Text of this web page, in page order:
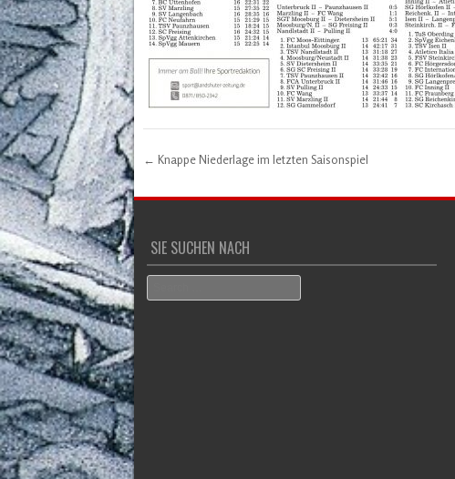
Post navigation
← Knappe Niederlage im letzten Saisonspiel
SIE SUCHEN NACH